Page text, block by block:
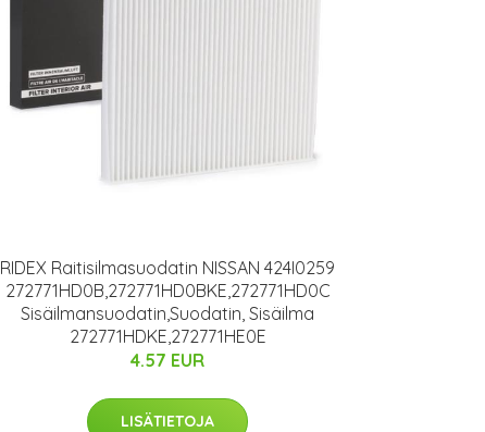
RIDEX Raitisilmasuodatin NISSAN 424I0259
272771HD0B,272771HD0BKE,272771HD0C
Sisäilmansuodatin,Suodatin, Sisäilma
272771HDKE,272771HE0E
4.57 EUR
LISÄTIETOJA